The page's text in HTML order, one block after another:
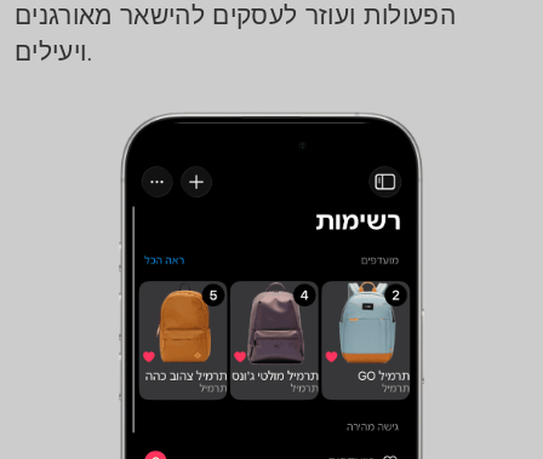
הפעולות ועוזר לעסקים להישאר מאורגנים
ויעילים.